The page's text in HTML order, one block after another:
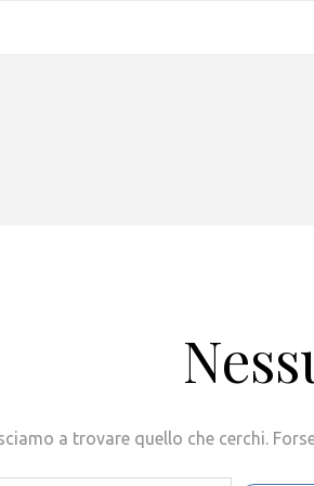
a trovare quello che cerchi.